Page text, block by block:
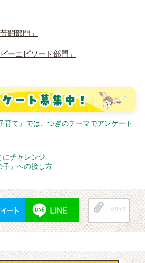
闘部門」
ーエピソード部門」
育て」では、つぎのテーマでアンケート
にチャレンジ
子」への接し方
クリップ